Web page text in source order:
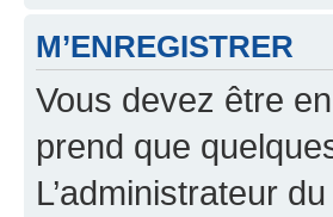
M’ENREGISTRER
Vous devez être
prend que
L’administrateur